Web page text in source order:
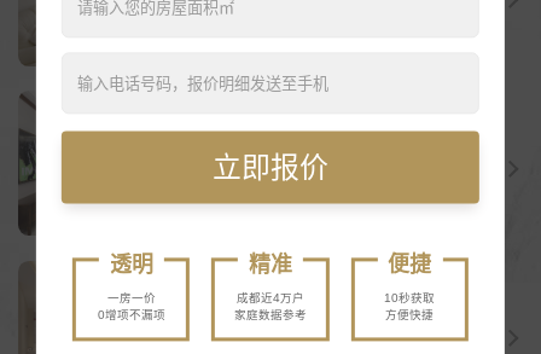
空间。这种风格注重...
2025-02-14
在装修过程中，合理的收纳设计不仅能
2025-02-14
一、奶油风的灵魂密码——为什么它成
立即报价
透明
一房一价
0增项不漏项
精准
成都近4万户
家庭数据参考
便捷
10秒获取
方便快捷